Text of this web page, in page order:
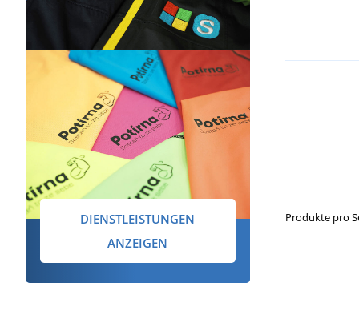
DIENSTLEISTUNGEN
ANZEIGEN
Produkte pro